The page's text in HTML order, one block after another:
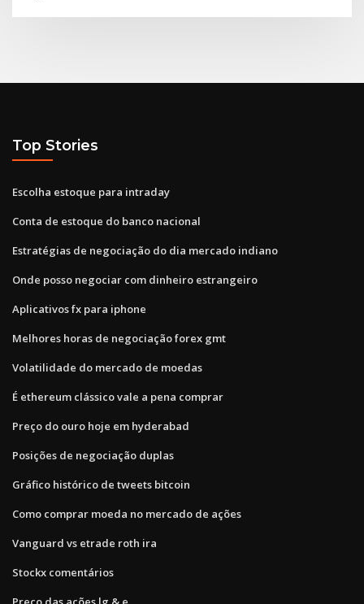
Top Stories
Escolha estoque para intraday
Conta de estoque do banco nacional
Estratégias de negociação do dia mercado indiano
Onde posso negociar com dinheiro estrangeiro
Aplicativos fx para iphone
Melhores horas de negociação forex gmt
Volatilidade do mercado de moedas
É ethereum clássico vale a pena comprar
Preço do ouro hoje em hyderabad
Posições de negociação duplas
Gráfico histórico de tweets bitcoin
Como comprar moeda no mercado de ações
Vanguard vs etrade roth ira
Stockx comentários